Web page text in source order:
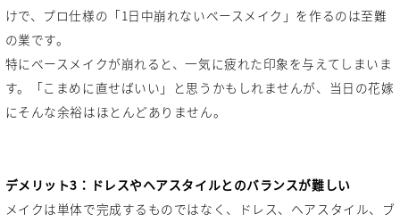
けで、プロ仕様の「1日中崩れないベースメイク」を作るのは至難
の業です。
特にベースメイクが崩れると、一気に疲れた印象を与えてしまいま
す。「こまめに直せばいい」と思うかもしれませんが、当日の花嫁
にそんな余裕はほとんどありません。
デメリット3：ドレスやヘアスタイルとのバランスが難しい
メイクは単体で完成するものではなく、ドレス、ヘアスタイル、ブ